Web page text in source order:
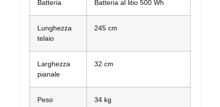
Batteria Batteria al litio 500 Wh
Lunghezza
telaio
245 cm
Larghezza
pianale
32 cm
Peso 34 kg